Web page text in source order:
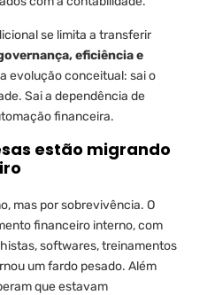
se limita a transferir
eficiência e
evolução conceitual: sai o
Sai a dependência de
financeira.
estão migrando
mas por sobrevivência. O
financeiro interno, com
softwares, treinamentos
um fardo pesado. Além
que estavam